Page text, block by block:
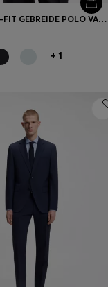
REGULAR-FIT GEBREIDE POLO VAN GESTRUCTUREERD MATERIAAL
+ 1